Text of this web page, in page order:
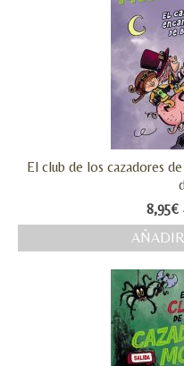
¿QUIÉN SOY?
CREACIONES
Valoraciones y
El club de los cazadores
8,95€